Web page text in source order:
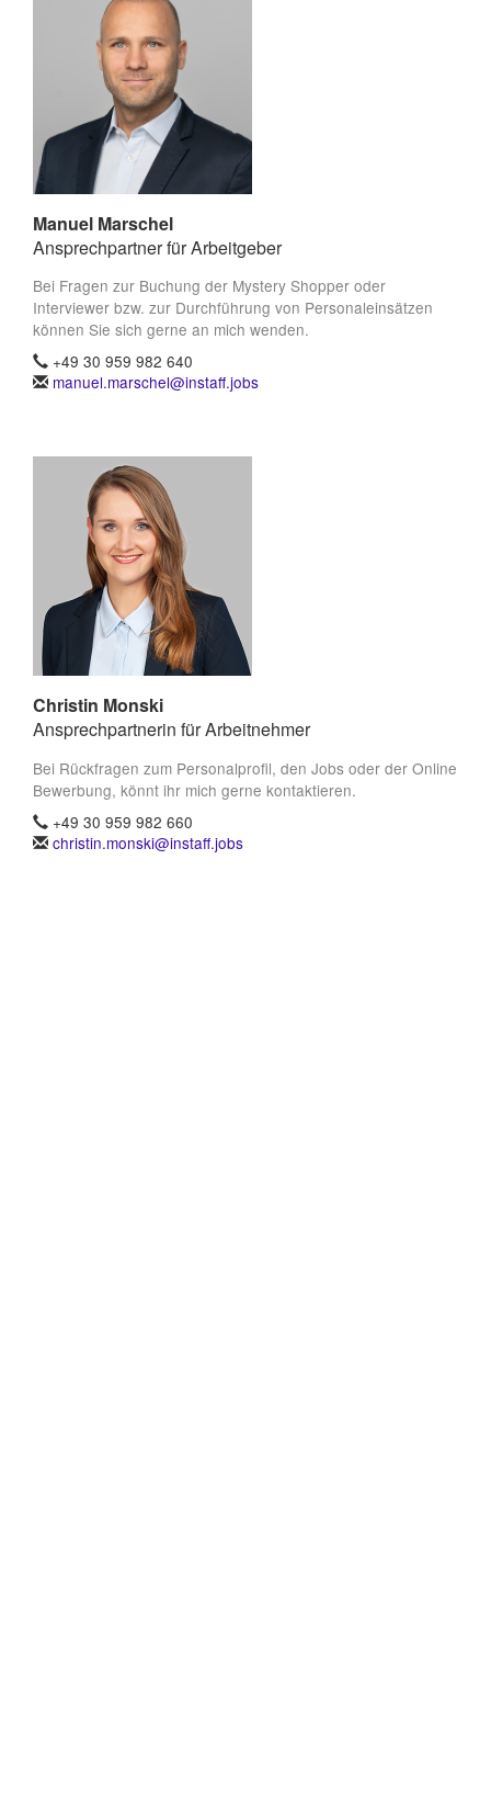
Manuel Marschel
Ansprechpartner für Arbeitgeber
Bei Fragen zur Buchung der Mystery Shopper oder
Interviewer bzw. zur Durchführung von Personaleinsätzen
können Sie sich gerne an mich wenden.
+49 30 959 982 640
manuel.marschel@instaff.jobs
Christin Monski
Ansprechpartnerin für Arbeitnehmer
Bei Rückfragen zum Personalprofil, den Jobs oder der Online
Bewerbung, könnt ihr mich gerne kontaktieren.
+49 30 959 982 660
christin.monski@instaff.jobs